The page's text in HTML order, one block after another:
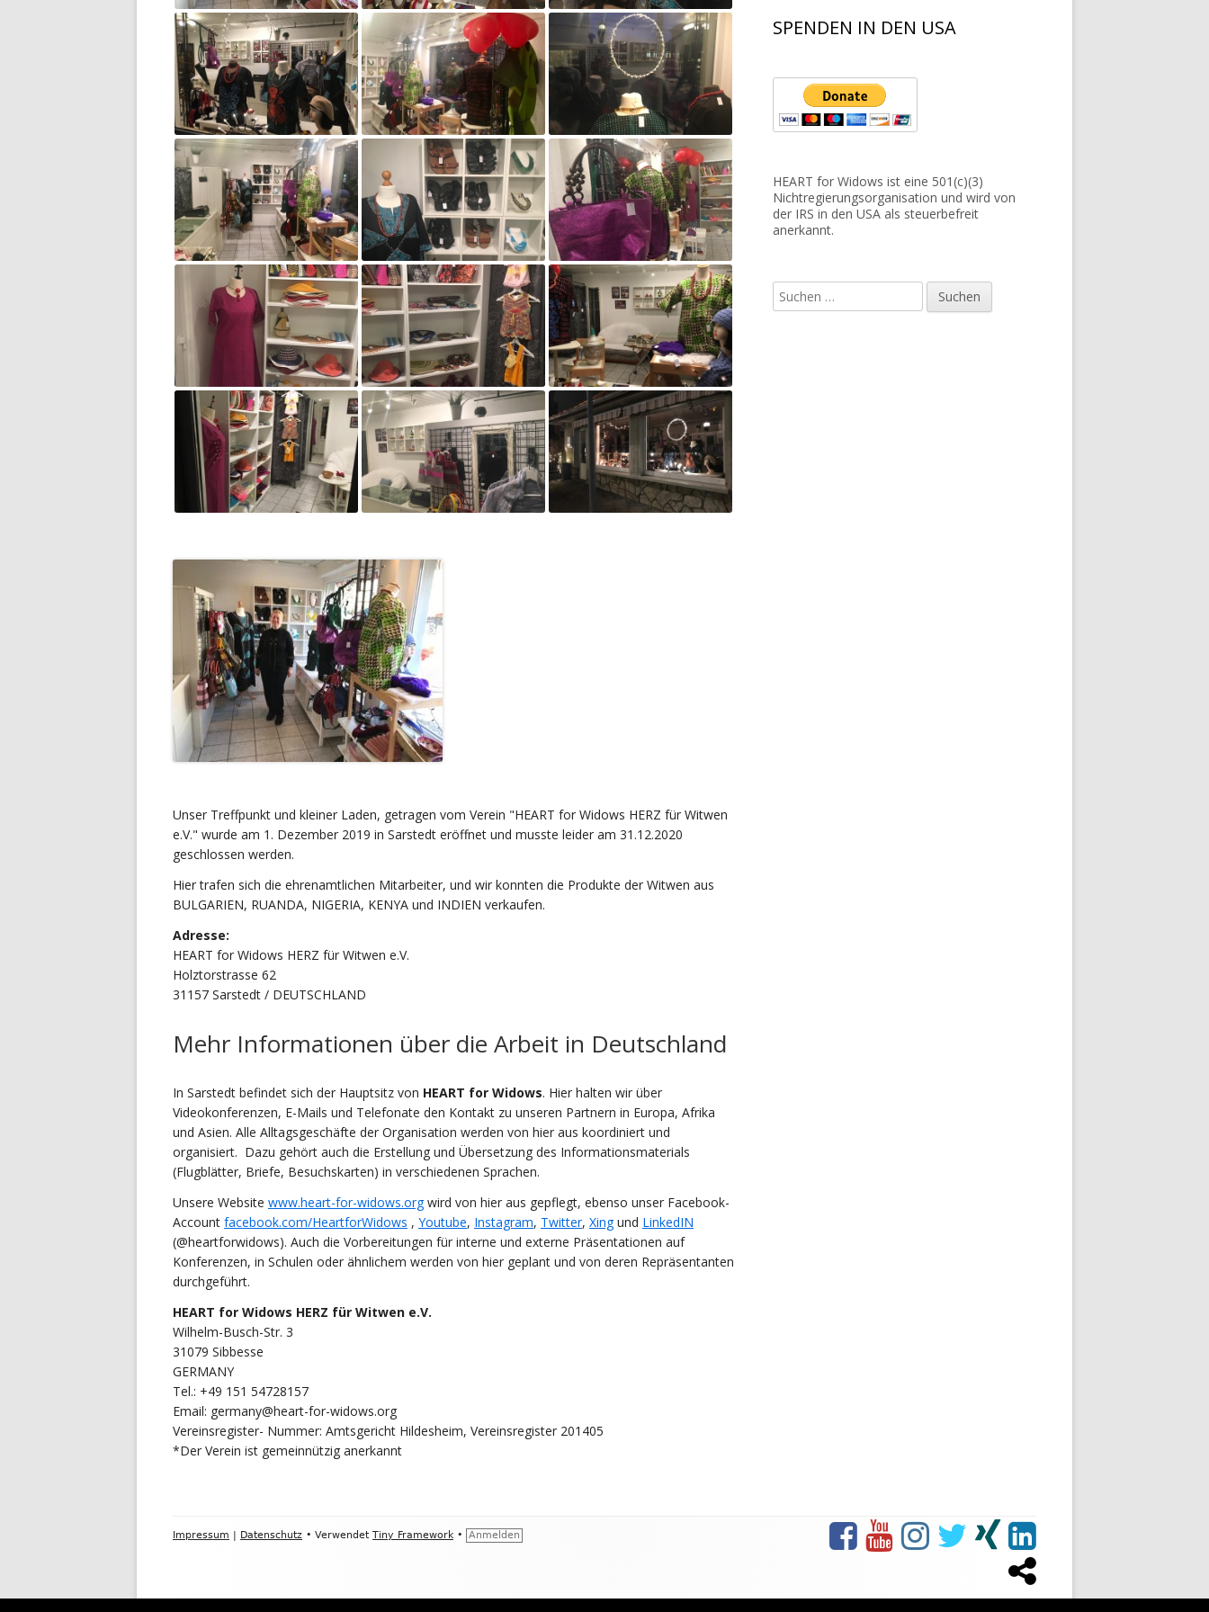
Nigeria
Ruanda
Tansania
Unser Treffpunkt und kleiner Laden, getragen vom Verein "HEART for Widows HERZ für Witwen
e.V." wurde am 1. Dezember 2019 in Sarstedt eröffnet und musste leider am 31.12.2020
geschlossen werden.
Hier trafen sich die ehrenamtlichen Mitarbeiter, und wir konnten die Produkte der Witwen aus
BULGARIEN, RUANDA, NIGERIA, KENYA und INDIEN verkaufen.
Adresse:
HEART for Widows HERZ für Witwen e.V.
Holztorstrasse 62
31157 Sarstedt / DEUTSCHLAND
Mehr Informationen über die Arbeit in Deutschland
In Sarstedt befindet sich der Hauptsitz von HEART for Widows. Hier halten wir über
Videokonferenzen, E-Mails und Telefonate den Kontakt zu unseren Partnern in Europa, Afrika
und Asien. Alle Alltagsgeschäfte der Organisation werden von hier aus koordiniert und
organisiert. Dazu gehört auch die Erstellung und Übersetzung des Informationsmaterials
(Flugblätter, Briefe, Besuchskarten) in verschiedenen Sprachen.
Unsere Website www.heart-for-widows.orgwird von hier aus gepflegt, ebenso unser Facebook-
Account facebook.com/HeartforWidows , Youtube, Instagram, Twitter, Xingund LinkedIN
(@heartforwidows). Auch die Vorbereitungen für interne und externe Präsentationen auf
Konferenzen, in Schulen oder ähnlichem werden von hier geplant und von deren Repräsentanten
durchgeführt.
HEART for Widows HERZ für Witwen e.V.
Wilhelm-Busch-Str. 3
31079 Sibbesse
GERMANY
Tel.: +49 151 54728157
Email: germany@heart-for-widows.org
Vereinsregister- Nummer: Amtsgericht Hildesheim, Vereinsregister 201405
*Der Verein ist gemeinnützig anerkannt
SPENDEN IN DEN USA
HEART for Widows ist eine 501(c)(3)
Nichtregierungsorganisation und wird von
der IRS in den USA als steuerbefreit
anerkannt.
Suche
nach:
Footer
Impressum Datenschutz • Verwendet Tiny Framework • Anmelden
Social-
Links-
Facebook:
Heart
for
Youtube:
Heart
for
Instagram:
HEART
Twitter:
HEART
Widows
XING:
HEART
for
Widows
LINKEDIN:
Widows
Paypal:
HERZ
Witwen